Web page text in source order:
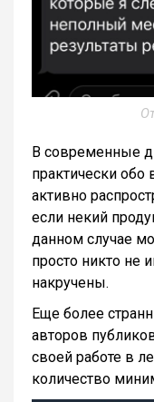
В современные
практически обо
активно
если некий
данном случае
просто никто не
накручены.
Еще более
авторов
своей работе в
количество